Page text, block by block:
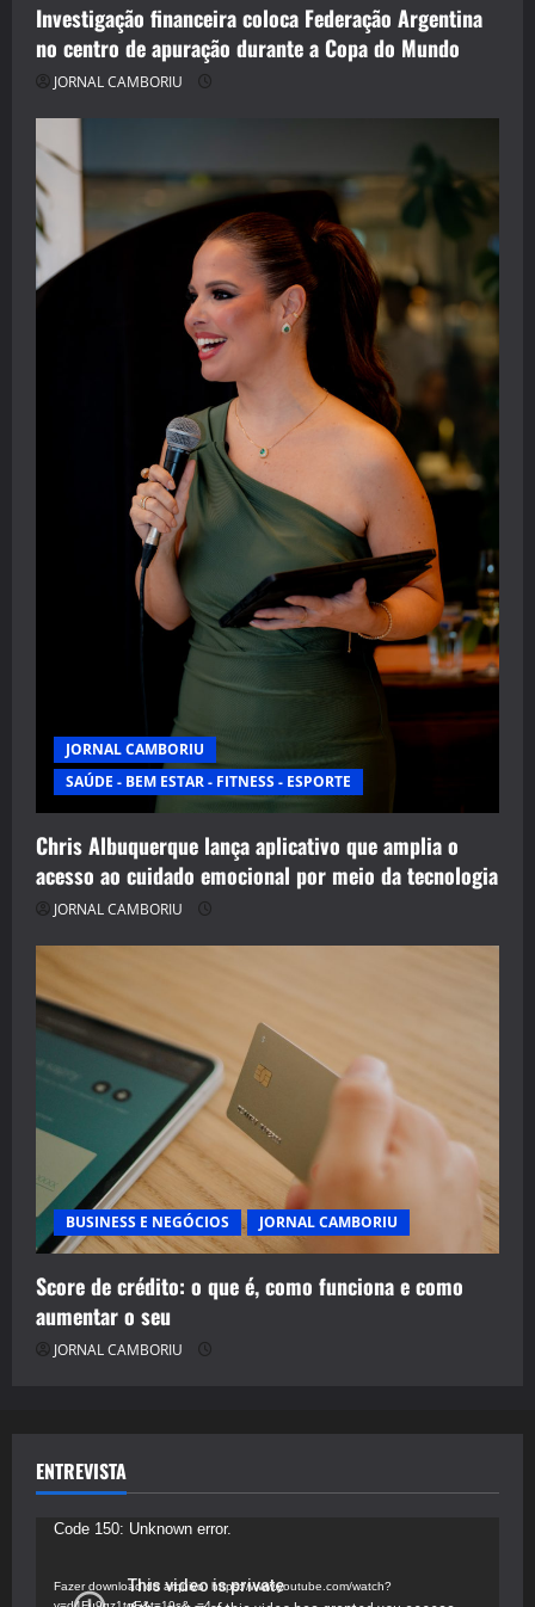
Investigação financeira coloca Federação Argentina
no centro de apuração durante a Copa do Mundo
JORNAL CAMBORIU
JORNAL CAMBORIU
SAÚDE - BEM ESTAR - FITNESS - ESPORTE
Chris Albuquerque lança aplicativo que amplia o
acesso ao cuidado emocional por meio da tecnologia
JORNAL CAMBORIU
BUSINESS E NEGÓCIOS JORNAL CAMBORIU
Score de crédito: o que é, como funciona e como
aumentar o seu
JORNAL CAMBORIU
ENTREVISTA
Tocador
vídeo
Code 150: Unknown error.
Fazer download do arquivo: https://www.youtube.com/watch?